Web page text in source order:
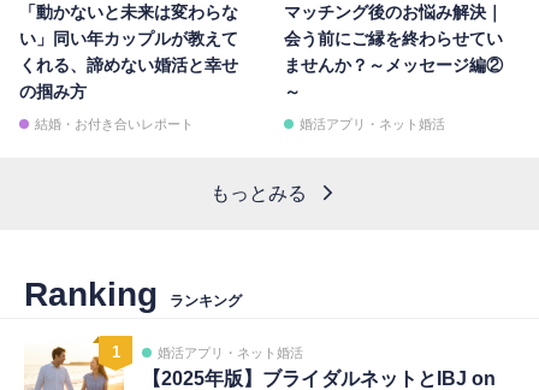
「動かないと未来は変わらな
い」同い年カップルが教えて
くれる、諦めない婚活と幸せ
の掴み方
結婚・お付き合いレポート
マッチング後のお悩み解決｜
会う前にご縁を終わらせてい
ませんか？～メッセージ編②
～
婚活アプリ・ネット婚活
もっとみる
Ranking ランキング
1 婚活アプリ・ネット婚活
【2025年版】ブライダルネットとIBJ on